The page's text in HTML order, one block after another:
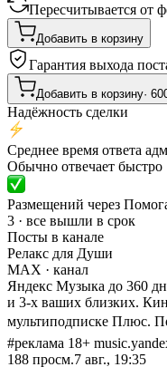
Пересчитывается от
Добавить в корзину
Гарантия выхода
Добавить в корзину·
Надёжность сделки
Среднее время ответа
Обычно отвечает быстро
Размещений через
3 · все вышли в срок
Посты в канале
Релакс для Души
MAX · канал
Яндекс Музыка до 360
и 3-х ваших близких.
мультиподписке Плюс.
#реклама 18+
188 просм.7 авг., 19:35